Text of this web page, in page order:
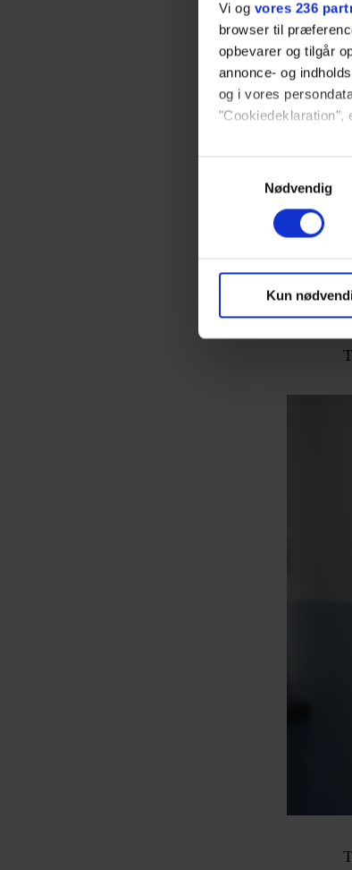
Vi og vores 236
browser til
opbevarer og tilgår
annonce- og
og i vores
"Cookiedeklaration",
Dine valg anvendes
Vi ønsker dit
markedsføring, så
brug af cookies,
Nødvendig
Kun